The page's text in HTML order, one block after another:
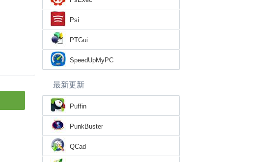
Psi
PTGui
SpeedUpMyPC
最新更新
Puffin
PunkBuster
QCad